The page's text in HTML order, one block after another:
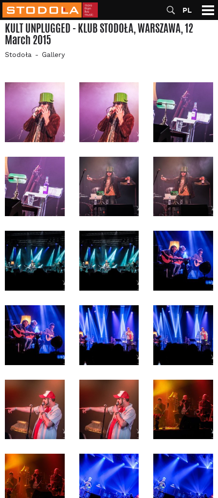
PL
KULT UNPLUGGED - KLUB STODOŁA, WARSZAWA, 12
March 2015
Stodoła Gallery